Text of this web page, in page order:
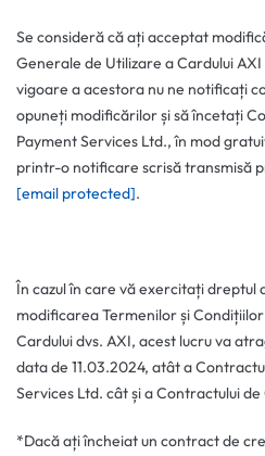
Se consideră că ați acceptat
Generale de Utilizare a Cardului
vigoare a acestora nu ne notificați
opuneți modificărilor și să încetați
Payment Services Ltd., în mod
printr-o notificare scrisă transmisă
[email protected].
În cazul în care vă exercitați dreptul
modificarea Termenilor și
Cardului dvs. AXI, acest lucru va
data de 11.03.2024, atât a
Services Ltd. cât și a Contractului
*Dacă ați încheiat un contract de